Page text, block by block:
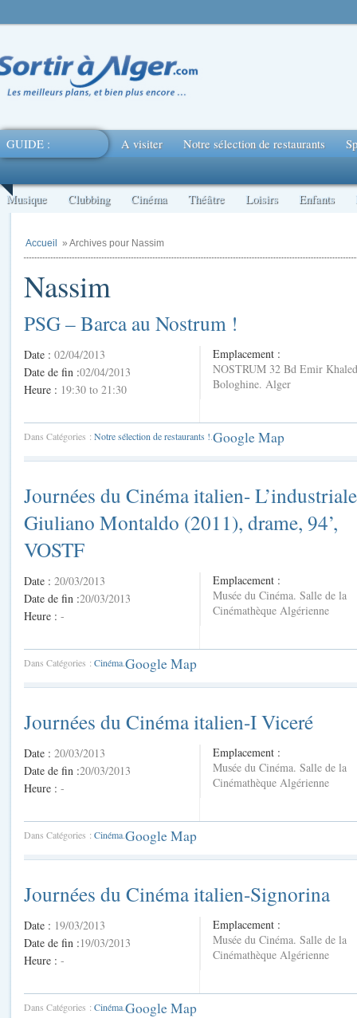
GUIDE : A visiter Notre sélection de restaurants
Musique Clubbing Cinéma Théâtre Loisirs Enfants
Accueil » Archives pour Nassim
Nassim
PSG – Barca au Nostrum !
Date : 02/04/2013
Date de fin :02/04/2013
Heure : 19:30 to 21:30
Emplacement :
NOSTRUM 32 Bd Emir
Bologhine. Alger
Dans Catégories : Notre sélection de restaurants ! Google Map
Journées du Cinéma italien-
Giuliano Montaldo (2011), drame, 94’,
VOSTF
Date : 20/03/2013
Date de fin :20/03/2013
Heure : -
Emplacement :
Musée du Cinéma. Salle de la
Cinémathèque Algérienne
Dans Catégories : CinémaGoogle Map
Journées du Cinéma italien-I Viceré
Date : 20/03/2013
Date de fin :20/03/2013
Heure : -
Emplacement :
Musée du Cinéma. Salle de la
Cinémathèque Algérienne
Dans Catégories : CinémaGoogle Map
Journées du Cinéma italien-Signorina
Date : 19/03/2013
Date de fin :19/03/2013
Heure : -
Emplacement :
Musée du Cinéma. Salle de la
Cinémathèque Algérienne
Dans Catégories : CinémaGoogle Map